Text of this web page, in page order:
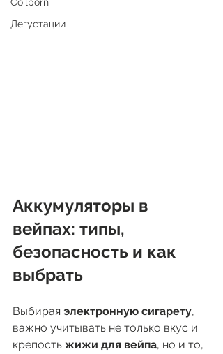
Дегустации
Аккумуляторы в
вейпах: типы,
безопасность и как
выбрать
Выбирая электронную сигарету,
важно учитывать не только вкус и
крепость жижи для вейпа, но и то,